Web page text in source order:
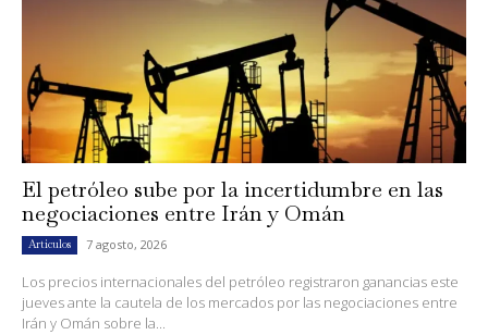
El petróleo sube por la incertidumbre en las
negociaciones entre Irán y Omán
Artículos 7 agosto, 2026
Los precios internacionales del petróleo registraron ganancias este
jueves ante la cautela de los mercados por las negociaciones entre
Irán y Omán sobre la...